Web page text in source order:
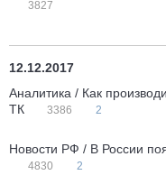
3827
12.12.2017
Аналитика / Как
ТК
3386 2
Новости РФ / В России
4830 2